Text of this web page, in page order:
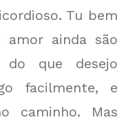
Tu bem
ainda são
que desejo
facilmente, e
caminho. Mas